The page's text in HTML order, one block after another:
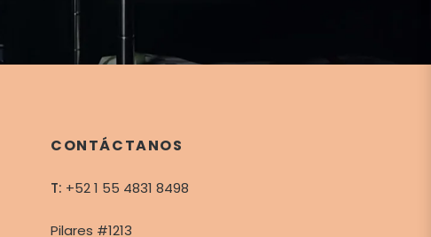
CONTÁCTANOS
T: +52 1 55 4831 8498
Pilares #1213